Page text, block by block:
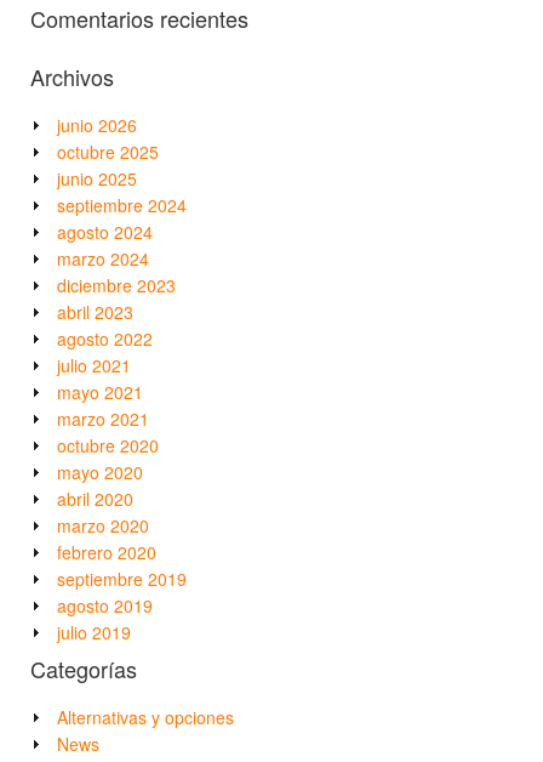
Comentarios recientes
Archivos
junio 2026
octubre 2025
junio 2025
septiembre 2024
agosto 2024
marzo 2024
diciembre 2023
abril 2023
agosto 2022
julio 2021
mayo 2021
marzo 2021
octubre 2020
mayo 2020
abril 2020
marzo 2020
febrero 2020
septiembre 2019
agosto 2019
julio 2019
Categorías
Alternativas y opciones
News